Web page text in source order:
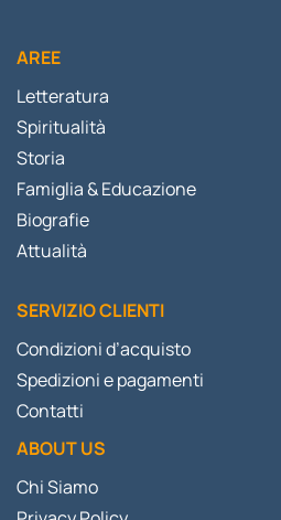
AREE
Letteratura
Spiritualità
Storia
Famiglia & Educazione
Biografie
Attualità
SERVIZIO CLIENTI
Condizioni d’acquisto
Spedizioni e pagamenti
Contatti
ABOUT US
Chi Siamo